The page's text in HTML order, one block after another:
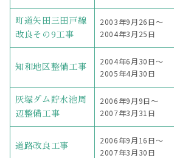
町道矢田三田戸線
改良その9工事
2003年9月26日〜
2004年3月25日
知和地区整備工事
2004年6月30日〜
2005年4月30日
灰塚ダム貯水池周
辺整備工事
2006年9月9日〜
2007年3月31日
道路改良工事
2006年9月16日〜
2007年3月30日